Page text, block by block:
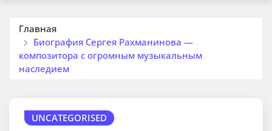
Главная
Биография Сергея Рахманинова —
композитора с огромным музыкальным
наследием
UNCATEGORISED